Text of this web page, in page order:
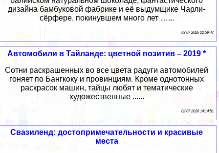
дизайна бамбуковой фабрике и её выдумщике Чарли-
сёрфере, покинувшем много лет …...
03 07 2026 22:59:47
Автомобили в Тайланде: цветной позитив – 2019 *
Сотни раскрашенных во все цвета радуги автомобилей
гоняет по Бангкоку и провинциям. Кроме однотонных
раскрасок машин, тайцы любят и тематические
художественные ......
02 07 2026 14:14:51
Свазиленд: достопримечательности и красивые
места